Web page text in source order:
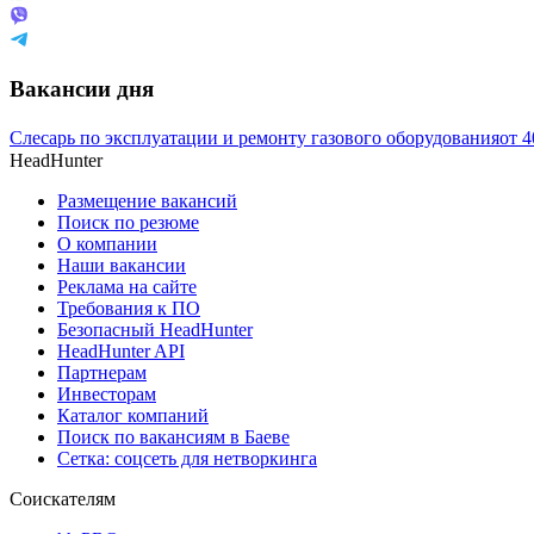
Вакансии дня
Слесарь по эксплуатации и ремонту газового оборудованияот
HeadHunter
Размещение вакансий
Поиск по резюме
О компании
Наши вакансии
Реклама на сайте
Требования к ПО
Безопасный HeadHunter
HeadHunter API
Партнерам
Инвесторам
Каталог компаний
Поиск по вакансиям в Баеве
Сетка: соцсеть для нетворкинга
Соискателям